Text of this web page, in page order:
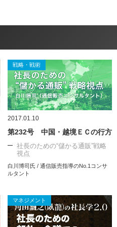
戦略・戦術
2017.01.10
第232号 中国・越境ＥＣの行方
社長のための“儲かる通販”戦略
視点
白川博司氏 / 通信販売指導のNo.1コンサ
ルタント
マネジメント